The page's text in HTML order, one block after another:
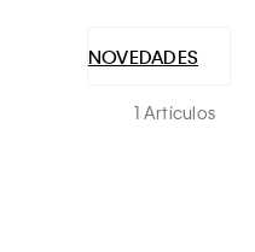
NOVEDADES
1 Artículos